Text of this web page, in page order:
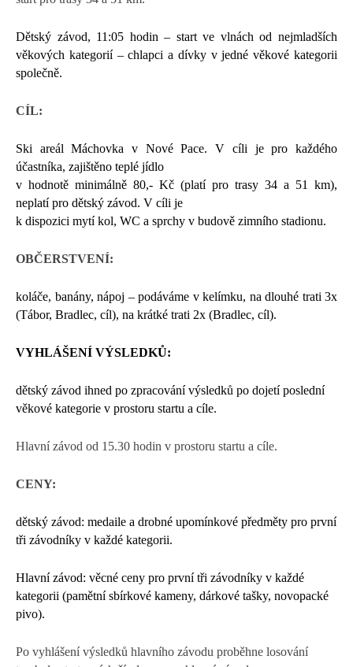
Dětský závod, 11:05 hodin – start ve vlnách od nejmladších
věkových kategorií – chlapci a dívky v jedné věkové kategorii
společně.
CÍL:
Ski areál Máchovka v Nové Pace. V cíli je pro každého
účastníka, zajištěno teplé jídlo
v hodnotě minimálně 80,- Kč (platí pro trasy 34 a 51 km),
neplatí pro dětský závod. V cíli je
k dispozici mytí kol, WC a sprchy v budově zimního stadionu.
OBČERSTVENÍ:
koláče, banány, nápoj – podáváme v kelímku, na dlouhé trati 3x
(Tábor, Bradlec, cíl), na krátké trati 2x (Bradlec, cíl).
VYHLÁŠENÍ VÝSLEDKŮ:
dětský závod ihned po zpracování výsledků po dojetí poslední
věkové kategorie v prostoru startu a cíle.
Hlavní závod od 15.30 hodin v prostoru startu a cíle.
CENY:
dětský závod: medaile a drobné upomínkové předměty pro první
tři závodníky v každé kategorii.
Hlavní závod: věcné ceny pro první tři závodníky v každé
kategorii (pamětní sbírkové kameny, dárkové tašky, novopacké
pivo).
Po vyhlášení výsledků hlavního závodu proběhne losování